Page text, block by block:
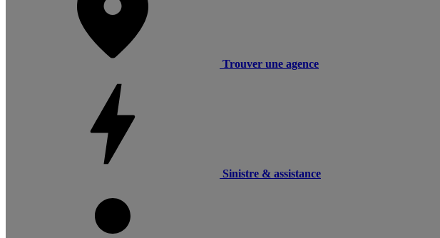
Trouver une agence
Sinistre & assistance